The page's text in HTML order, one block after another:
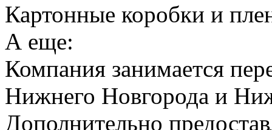
Картонные коробки и
А еще:
Компания занимается
Нижнего Новгорода и
Дополнительно